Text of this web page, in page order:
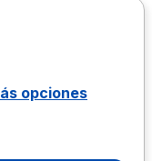
opciones